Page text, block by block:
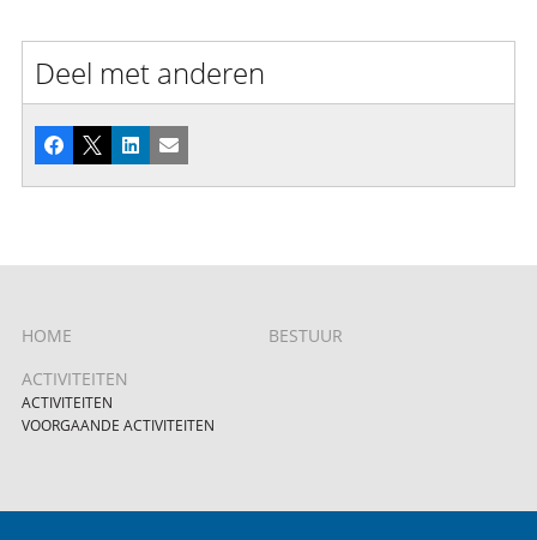
Deel met anderen
Facebook
X LinkedInE-mail
HOME
BESTUUR
ACTIVITEITEN
ACTIVITEITEN
VOORGAANDE ACTIVITEITEN